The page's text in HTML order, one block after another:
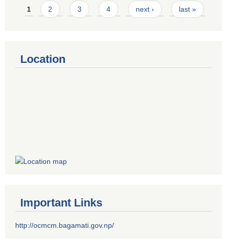
Pages
1 2 3 4 next › last »
Location
Important Links
http://ocmcm.bagamati.gov.np/